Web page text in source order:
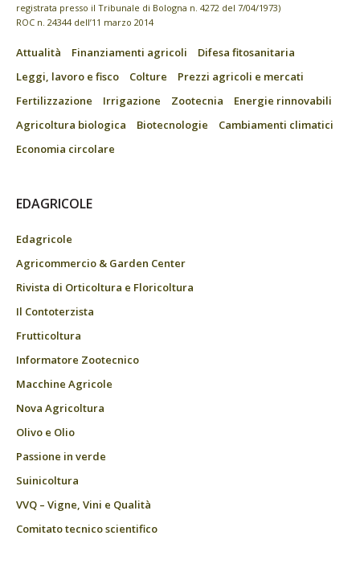
registrata presso il Tribunale di Bologna n. 4272 del 7/04/1973)
ROC n. 24344 dell’11 marzo 2014
Attualità Finanziamenti agricoli
Difesa fitosanitaria
Leggi, lavoro e fisco
Colture
Prezzi agricoli e mercati
Fertilizzazione
Irrigazione Zootecnia
Energie rinnovabili
Agricoltura biologica
Biotecnologie
Cambiamenti climatici
Economia circolare
EDAGRICOLE
Edagricole
Agricommercio & Garden Center
Rivista di Orticoltura e Floricoltura
Il Contoterzista
Frutticoltura
Informatore Zootecnico
Macchine Agricole
Nova Agricoltura
Olivo e Olio
Passione in verde
Suinicoltura
VVQ – Vigne, Vini e Qualità
Comitato tecnico scientifico